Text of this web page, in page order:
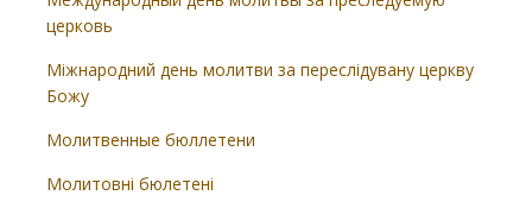
церковь
Міжнародний день молитви за переслідувану церкву
Божу
Молитвенные бюллетени
Молитовні бюлетені